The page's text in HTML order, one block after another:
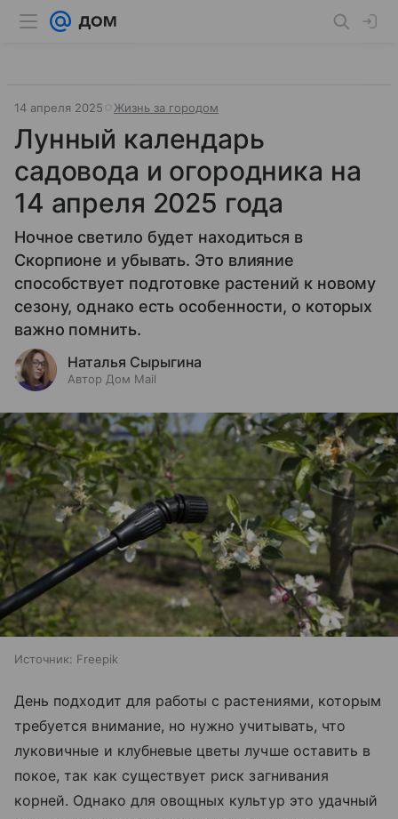
14 апреля 2025 Жизнь за городом
Лунный календарь
садовода и огородника на
14 апреля 2025 года
Ночное светило будет находиться в
Скорпионе и убывать. Это влияние
способствует подготовке растений к новому
сезону, однако есть особенности, о которых
важно помнить.
Наталья Сырыгина
Автор Дом Mail
Источник: Freepik
День подходит для работы с растениями, которым
требуется внимание, но нужно учитывать, что
луковичные и клубневые цветы лучше оставить в
покое, так как существует риск загнивания
корней. Однако для овощных культур это удачный